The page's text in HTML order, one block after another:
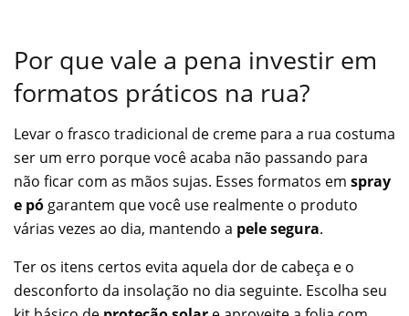
Por que vale a pena investir em
formatos práticos na rua?
Levar o frasco tradicional de creme para a rua costuma
ser um erro porque você acaba não passando para
não ficar com as mãos sujas. Esses formatos em spray
e pó garantem que você use realmente o produto
várias vezes ao dia, mantendo a pele segura.
Ter os itens certos evita aquela dor de cabeça e o
desconforto da insolação no dia seguinte. Escolha seu